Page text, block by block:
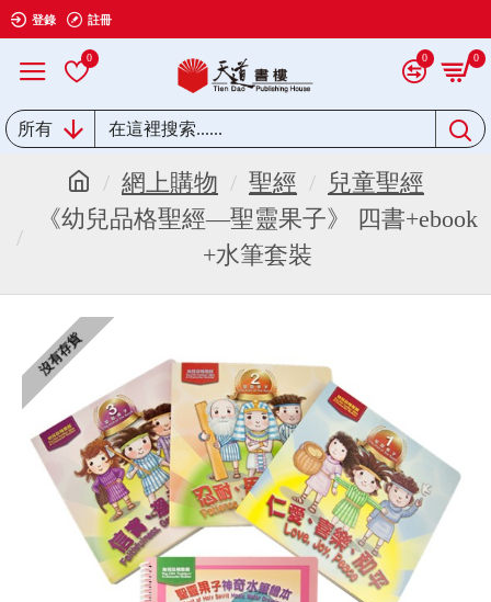
登錄 註冊
0 0 0
所有
網上購物 聖經
兒童聖經
《幼兒品格聖經—聖靈果子》 四書+ebook
+水筆套裝
沒有存貨